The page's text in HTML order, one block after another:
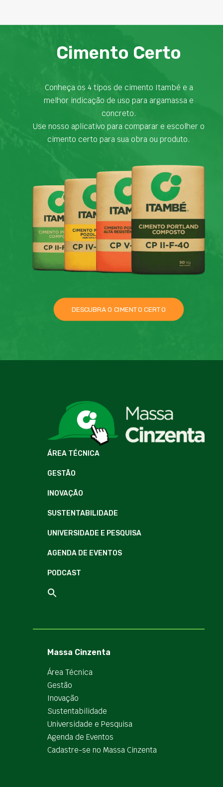
Cimento Certo
Conheça os 4 tipos de cimento Itambé e a
melhor indicação de uso para argamassa e
concreto.
Use nosso aplicativo para comparar e escolher o
cimento certo para sua obra ou produto.
DESCUBRA O CIMENTO CERTO
ÁREA TÉCNICA
GESTÃO
INOVAÇÃO
SUSTENTABILIDADE
UNIVERSIDADE E PESQUISA
AGENDA DE EVENTOS
PODCAST
Massa Cinzenta
Área Técnica
Gestão
Inovação
Sustentabilidade
Universidade e Pesquisa
Agenda de Eventos
Cadastre-se no Massa Cinzenta